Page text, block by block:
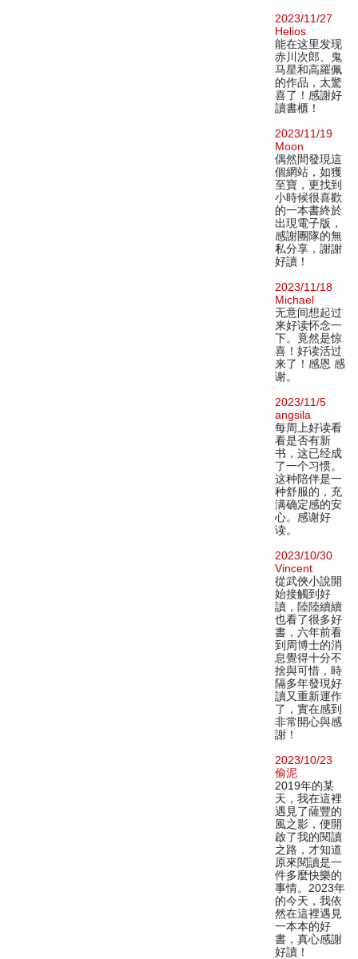
2023/11/27
Helios
能在这里发现
赤川次郎、鬼
马星和高羅佩
的作品，太驚
喜了！感謝好
讀書櫃！
2023/11/19
Moon
偶然間發現這
個網站，如獲
至寶，更找到
小時候很喜歡
的一本書終於
出現電子版，
感謝團隊的無
私分享，謝謝
好讀！
2023/11/18
Michael
无意间想起过
来好读怀念一
下。竟然是惊
喜！好读活过
来了！感恩 感
谢。
2023/11/5
angsila
每周上好读看
看是否有新
书，这已经成
了一个习惯。
这种陪伴是一
种舒服的，充
满确定感的安
心。感谢好
读。
2023/10/30
Vincent
從武俠小說開
始接觸到好
讀，陸陸續續
也看了很多好
書，六年前看
到周博士的消
息覺得十分不
捨與可惜，時
隔多年發現好
讀又重新運作
了，實在感到
非常開心與感
謝！
2023/10/23
偷泥
2019年的某
天，我在這裡
遇見了薩豐的
風之影，便開
啟了我的閱讀
之路，才知道
原來閱讀是一
件多麼快樂的
事情。2023年
的今天，我依
然在這裡遇見
一本本的好
書，真心感謝
好讀！